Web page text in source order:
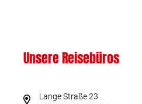
Unsere Reisebüros
Lange Straße 23